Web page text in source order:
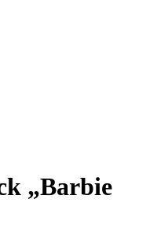
„Barbie